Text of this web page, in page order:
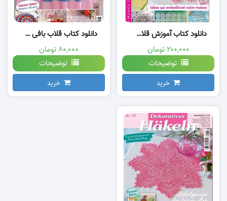
دانلود کتاب آموزش قلاب بافی رومیزی pdf
۲۰۰,۰۰۰ تومان
توضیحات
خرید
دانلود کتاب قلاب بافی جدید
۸۰,۰۰۰ تومان
توضیحات
خرید